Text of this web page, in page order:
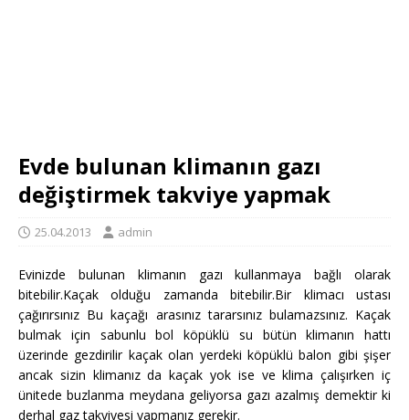
Evde bulunan klimanın gazı
değiştirmek takviye yapmak
25.04.2013 admin
Evinizde bulunan klimanın gazı kullanmaya bağlı olarak
bitebilir.Kaçak olduğu zamanda bitebilir.Bir klimacı ustası
çağırırsınız Bu kaçağı arasınız tararsınız bulamazsınız. Kaçak
bulmak için sabunlu bol köpüklü su bütün klimanın hattı
üzerinde gezdirilir kaçak olan yerdeki köpüklü balon gibi şişer
ancak sizin klimanız da kaçak yok ise ve klima çalışırken iç
ünitede buzlanma meydana geliyorsa gazı azalmış demektir ki
derhal gaz takviyesi yapmanız gerekir.